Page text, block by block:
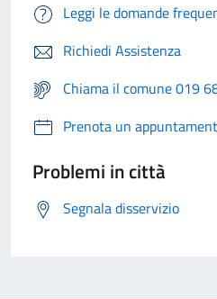
Leggi le domande
Richiedi Assistenza
Chiama il comune 019
Prenota un
Problemi in città
Segnala disservizio